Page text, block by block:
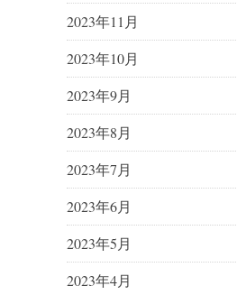
2023年11月
2023年10月
2023年9月
2023年8月
2023年7月
2023年6月
2023年5月
2023年4月